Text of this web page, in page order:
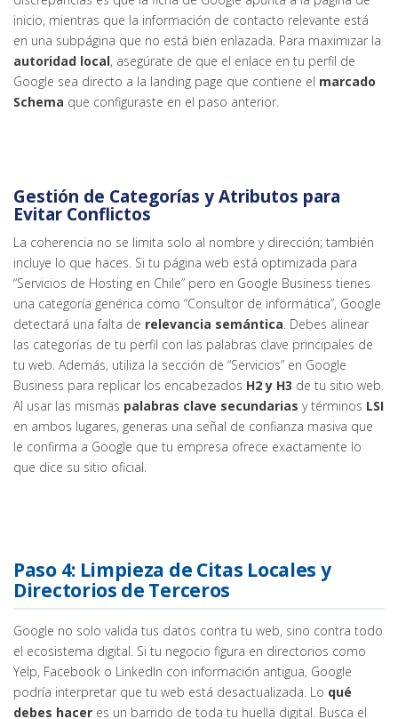
inicio, mientras que la información de contacto relevante está
en una subpágina que no está bien enlazada. Para maximizar la
autoridad local, asegúrate de que el enlace en tu perfil de
Google sea directo a la landing page que contiene el marcado
Schema que configuraste en el paso anterior.
Gestión de Categorías y Atributos para
Evitar Conflictos
La coherencia no se limita solo al nombre y dirección; también
incluye lo que haces. Si tu página web está optimizada para
“Servicios de Hosting en Chile” pero en Google Business tienes
una categoría genérica como “Consultor de informática”, Google
detectará una falta de relevancia semántica . Debes alinear
las categorías de tu perfil con las palabras clave principales de
tu web. Además, utiliza la sección de “Servicios” en Google
Business para replicar los encabezados H2 y H3 de tu sitio web.
Al usar las mismas palabras clave secundarias y términos LSI
en ambos lugares, generas una señal de confianza masiva que
le confirma a Google que tu empresa ofrece exactamente lo
que dice su sitio oficial.
Paso 4: Limpieza de Citas Locales y
Directorios de Terceros
Google no solo valida tus datos contra tu web, sino contra todo
el ecosistema digital. Si tu negocio figura en directorios como
Yelp, Facebook o LinkedIn con información antigua, Google
podría interpretar que tu web está desactualizada. Lo qué
debes hacer es un barrido de toda tu huella digital. Busca el